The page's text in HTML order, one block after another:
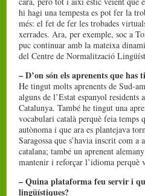
hi hagi una tempesta es pot fer la
més: el fet de fer les trobades
xerrades. Ara, per exemple, soc a
puc continuar amb la mateixa
del Centre de Normalització
– D’on són els aprenents que has
He tingut molts aprenents de Sud-
alguns de l’Estat espanyol
Catalunya. També he tingut una
vocabulari català perquè feia temps
autònoma i que ara es plantejava
Saragossa que s’havia inscrit com
catalana; també un aprenent
mantenir i reforçar l’idioma perquè
– Quina plataforma feu servir i
lingüístiques?